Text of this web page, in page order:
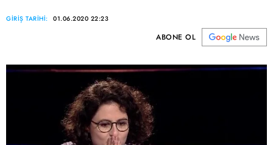
GİRİŞ TARİHİ: 01.06.2020 22:23
ABONE OL